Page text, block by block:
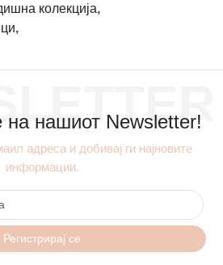
колекција,
,
на нашиот Newsletter!
адреса и добивај ги најновите
информации.
Регистрирај се